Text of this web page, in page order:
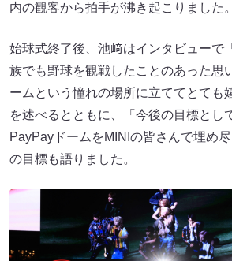
内の観客から拍手が沸き起こりました。
始球式終了後、池﨑はインタビューで
族でも野球を観戦したことのあった思
ームという憧れの場所に立ててとても
を述べるとともに、「今後の目標とし
PayPayドームをMINIの皆さんで埋め
の目標も語りました。